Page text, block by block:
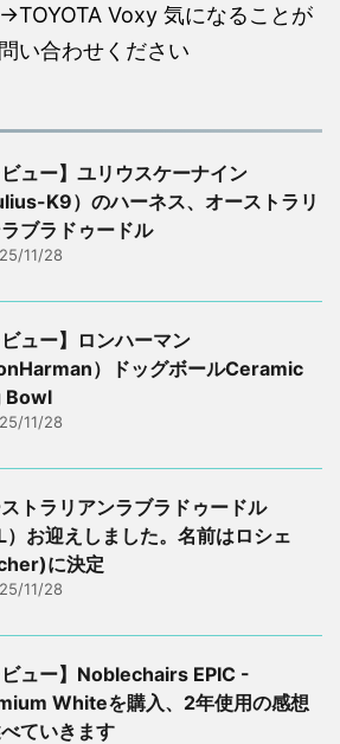
Voxy 気になることが
い合わせください
ビュー】ユリウスケーナイン
K9）のハーネス、オーストラリ
ブラドゥードル
11/28
ビュー】ロンハーマン
）ドッグボールCeramic
Bowl
11/28
トラリアンラブラドゥードル
）お迎えしました。名前はロシェ
に決定
11/28
ビュー】Noblechairs EPIC -
Whiteを購入、2年使用の感想
ていきます